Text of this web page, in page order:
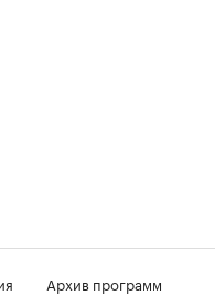
Архив программ